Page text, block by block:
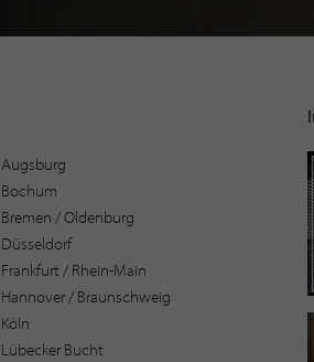
Augsburg
Bochum
Bremen / Oldenburg
Düsseldorf
Frankfurt / Rhein-Main
Hannover / Braunschweig
Köln
Lübecker Bucht